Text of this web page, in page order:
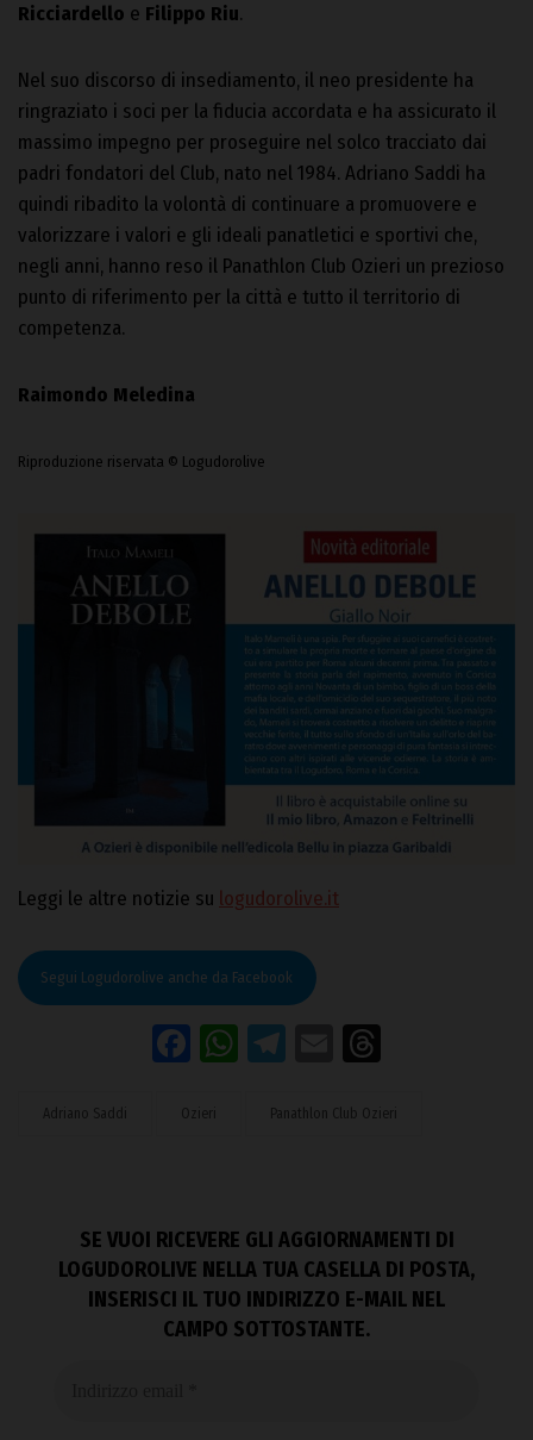
Ricciardello e Filippo Riu.
Nel suo discorso di insediamento, il neo presidente ha
ringraziato i soci per la fiducia accordata e ha assicurato il
massimo impegno per proseguire nel solco tracciato dai
padri fondatori del Club, nato nel 1984. Adriano Saddi ha
quindi ribadito la volontà di continuare a promuovere e
valorizzare i valori e gli ideali panatletici e sportivi che,
negli anni, hanno reso il Panathlon Club Ozieri un prezioso
punto di riferimento per la città e tutto il territorio di
competenza.
Raimondo Meledina
Riproduzione riservata © Logudorolive
Leggi le altre notizie su logudorolive.it
Segui Logudorolive anche da Facebook
Facebook
WhatsApp
Telegram
Email
Adriano Saddi Ozieri Panathlon Club Ozieri
SE VUOI RICEVERE GLI AGGIORNAMENTI DI
LOGUDOROLIVE NELLA TUA CASELLA DI POSTA,
INSERISCI IL TUO INDIRIZZO E-MAIL NEL
CAMPO SOTTOSTANTE.